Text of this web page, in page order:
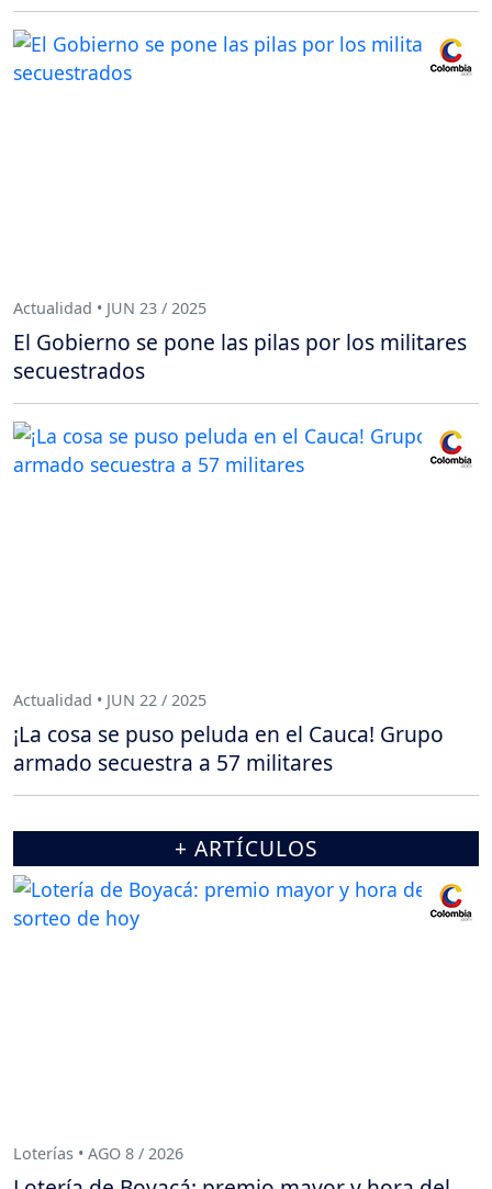
Actualidad • JUN 23 / 2025
El Gobierno se pone las pilas por los militares
secuestrados
Actualidad • JUN 22 / 2025
¡La cosa se puso peluda en el Cauca! Grupo
armado secuestra a 57 militares
+ ARTÍCULOS
Loterías • AGO 8 / 2026